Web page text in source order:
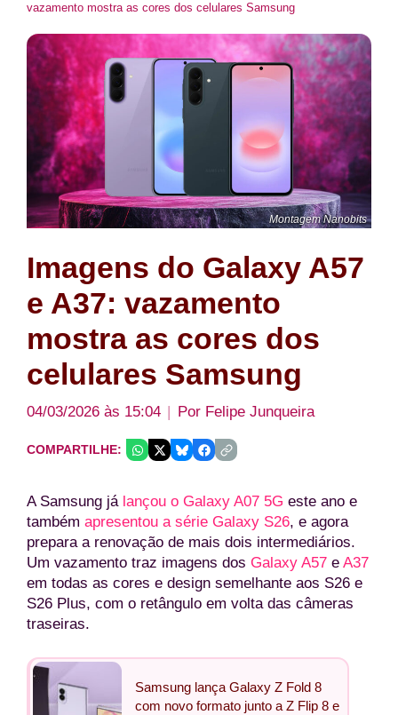
vazamento mostra as cores dos celulares Samsung
Montagem Nanobits
Imagens do Galaxy A57
e A37: vazamento
mostra as cores dos
celulares Samsung
04/03/2026 às 15:04 Por Felipe Junqueira
COMPARTILHE:
A Samsung já lançou o Galaxy A07 5G este ano e
também apresentou a série Galaxy S26, e agora
prepara a renovação de mais dois intermediários.
Um vazamento traz imagens dos Galaxy A57 e A37
em todas as cores e design semelhante aos S26 e
S26 Plus, com o retângulo em volta das câmeras
traseiras.
Samsung lança Galaxy Z Fold 8
com novo formato junto a Z Flip 8 e